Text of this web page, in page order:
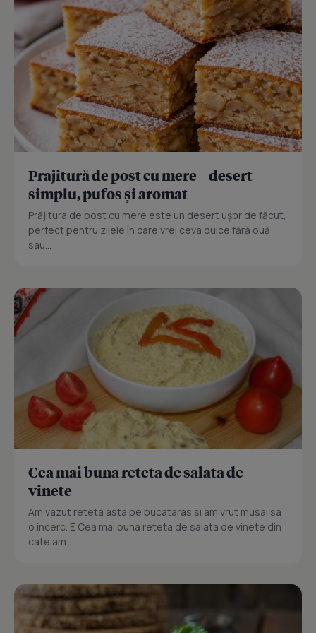
Prajitură de post cu mere – desert
simplu, pufos și aromat
Prăjitura de post cu mere este un desert ușor de făcut,
perfect pentru zilele în care vrei ceva dulce fără ouă
sau...
Cea mai buna reteta de salata de
vinete
Am vazut reteta asta pe bucataras si am vrut musai sa
o incerc. E Cea mai buna reteta de salata de vinete din
cate am...